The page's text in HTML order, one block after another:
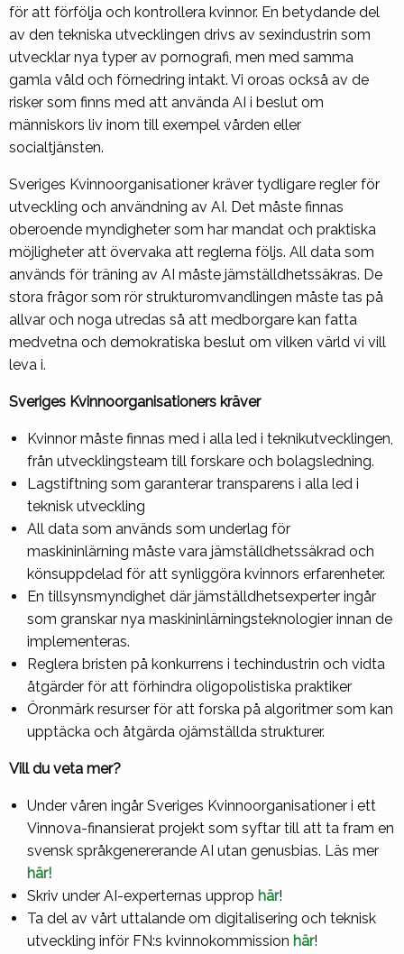
för att förfölja och kontrollera kvinnor. En betydande del
av den tekniska utvecklingen drivs av sexindustrin som
utvecklar nya typer av pornografi, men med samma
gamla våld och förnedring intakt. Vi oroas också av de
risker som finns med att använda AI i beslut om
människors liv inom till exempel vården eller
socialtjänsten.
Sveriges Kvinnoorganisationer kräver tydligare regler för
utveckling och användning av AI. Det måste finnas
oberoende myndigheter som har mandat och praktiska
möjligheter att övervaka att reglerna följs. All data som
används för träning av AI måste jämställdhetssäkras. De
stora frågor som rör strukturomvandlingen måste tas på
allvar och noga utredas så att medborgare kan fatta
medvetna och demokratiska beslut om vilken värld vi vill
leva i.
Sveriges Kvinnoorganisationers kräver
Kvinnor måste finnas med i alla led i teknikutvecklingen,
från utvecklingsteam till forskare och bolagsledning.
Lagstiftning som garanterar transparens i alla led i
teknisk utveckling
All data som används som underlag för
maskininlärning måste vara jämställdhetssäkrad och
könsuppdelad för att synliggöra kvinnors erfarenheter.
En tillsynsmyndighet där jämställdhetsexperter ingår
som granskar nya maskininlärningsteknologier innan de
implementeras.
Reglera bristen på konkurrens i techindustrin och vidta
åtgärder för att förhindra oligopolistiska praktiker
Öronmärk resurser för att forska på algoritmer som kan
upptäcka och åtgärda ojämställda strukturer.
Vill du veta mer?
Under våren ingår Sveriges Kvinnoorganisationer i ett
Vinnova-finansierat projekt som syftar till att ta fram en
svensk språkgenererande AI utan genusbias. Läs mer
här!
Skriv under AI-experternas upprop här!
Ta del av vårt uttalande om digitalisering och teknisk
utveckling inför FN:s kvinnokommission här!